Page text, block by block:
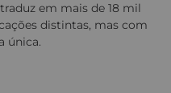
em mais de 18 mil
distintas, mas com
única.